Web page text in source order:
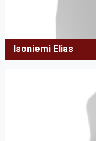
Isoniemi Elias